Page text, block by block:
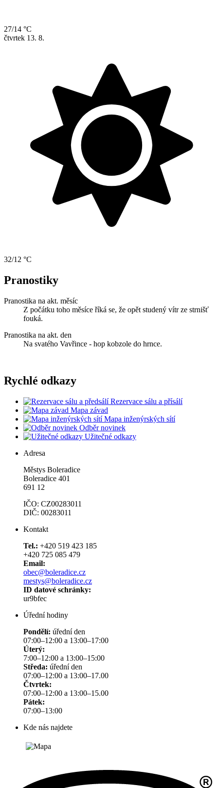
27/14 °C
čtvrtek 13. 8.
32/12 °C
Pranostiky
Pranostika na akt. měsíc
Z počátku toho měsíce říká se, že opět studený vítr ze strnišť
fouká.
Pranostika na akt. den
Na svatého Vavřince - hop kobzole do hrnce.
Rychlé odkazy
Rezervace sálu a přísálí
Mapa závad
Mapa inženýrských sítí
Odběr novinek
Užitečné odkazy
Adresa
Městys Boleradice
Boleradice 401
691 12
IČO: CZ00283011
DIČ: 00283011
Kontakt
Tel.: +420 519 423 185
+420 725 085 479
Email:
obec@boleradice.cz
mestys@boleradice.cz
ID datové schránky:
ur9bfec
Úřední hodiny
Pondělí: úřední den
07:00–12:00 a 13:00–17:00
Úterý:
7:00–12:00 a 13:00–15:00
Středa: úřední den
07:00–12:00 a 13:00–17.00
Čtvrtek:
07:00–12:00 a 13:00–15.00
Pátek:
07:00–13:00
Kde nás najdete